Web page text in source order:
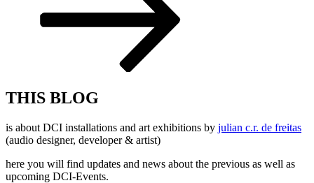
THIS BLOG
is about DCI installations and art exhibitions by julian c.r. de freitas
(audio designer, developer & artist)
here you will find updates and news about the previous as well as
upcoming DCI-Events.